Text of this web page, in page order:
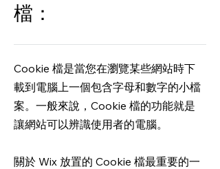
檔：
Cookie 檔是當您在瀏覽某些網站時下
載到電腦上一個包含字母和數字的小檔
案。一般來說，Cookie 檔的功能就是
讓網站可以辨識使用者的電腦。
關於 Wix 放置的 Cookie 檔最重要的一